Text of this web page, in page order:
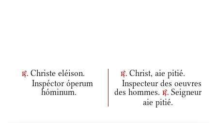
r. Christe eléison. r. Christ, aie pitié.
Inspéctor óperum
hóminum.
Inspecteur des oeuvres
des hommes. r. Seigneur
aie pitié.